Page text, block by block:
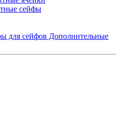
сейфы
Дополнительные